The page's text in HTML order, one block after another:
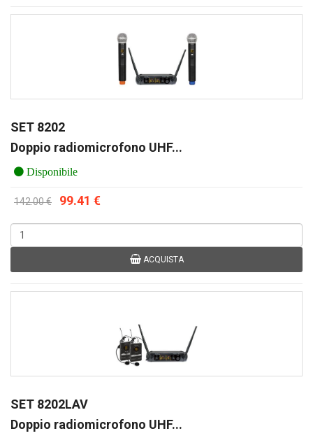
SET 8202
Doppio radiomicrofono UHF...
Disponibile
142.00 € 99.41 €
ACQUISTA
SET 8202LAV
Doppio radiomicrofono UHF...